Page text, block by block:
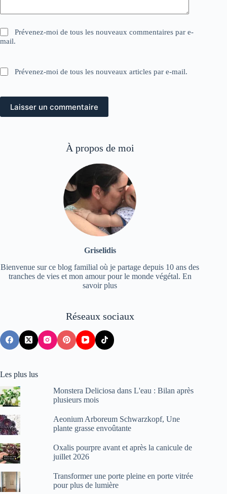
Prévenez-moi de tous les nouveaux commentaires par e-
mail.
Prévenez-moi de tous les nouveaux articles par e-mail.
Laisser un commentaire
À propos de moi
Griselidis
Bienvenue sur ce blog familial où je partage depuis 10 ans des
tranches de vies et mon amour pour le monde végétal. En
savoir plus
Réseaux sociaux
Les plus lus
Monstera Deliciosa dans L'eau : Bilan après
plusieurs mois
Aeonium Arboreum Schwarzkopf, Une
plante grasse envoûtante
Oxalis pourpre avant et après la canicule de
juillet 2026
Transformer une porte pleine en porte vitrée
pour plus de lumière